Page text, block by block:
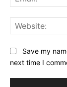
Save my
next time I